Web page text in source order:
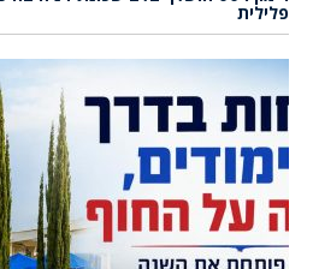
פלילית